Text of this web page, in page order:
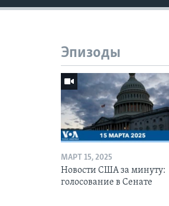
Эпизоды
МАРТ 15, 2025
Новости США за минуту:
голосование в Сенате